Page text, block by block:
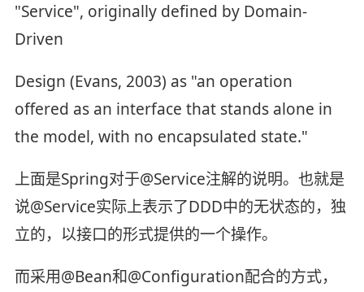
"Service", originally defined by Domain-
Driven
Design (Evans, 2003) as "an operation
offered as an interface that stands alone in
the model, with no encapsulated state."
上面是Spring对于@Service注解的说明。也就是
说@Service实际上表示了DDD中的无状态的，独
立的，以接口的形式提供的一个操作。
而采用@Bean和@Configuration配合的方式，